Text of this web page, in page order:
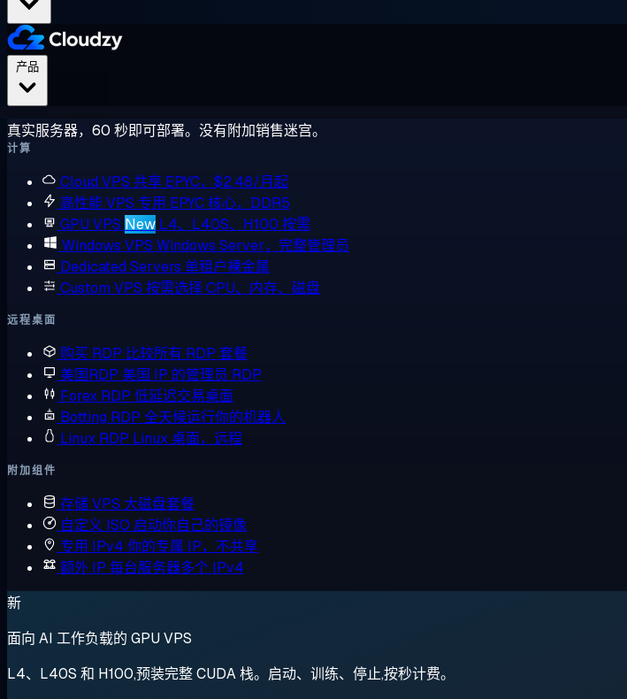
真实服务器，60 秒即可部署。没有附加销售迷宫。
计算
Cloud VPS 共享 EPYC，$2.48/月起
高性能 VPS 专用 EPYC 核心，DDR5
GPU VPS New L4、L40S、H100 按需
Windows VPS Windows Server，完整管理员
Dedicated Servers 单租户裸金属
Custom VPS 按需选择 CPU、内存、磁盘
远程桌面
购买 RDP 比较所有 RDP 套餐
美国RDP 美国 IP 的管理员 RDP
Forex RDP 低延迟交易桌面
Botting RDP 全天候运行你的机器人
Linux RDP Linux 桌面，远程
附加组件
存储 VPS 大磁盘套餐
自定义 ISO 启动你自己的镜像
专用 IPv4 你的专属 IP，不共享
额外 IP 每台服务器多个 IPv4
新
面向 AI 工作负载的 GPU VPS
L4、L40S 和 H100,预装完整 CUDA 栈。启动、训练、停止,按秒计费。